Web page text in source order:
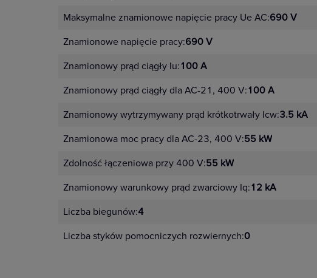
Maksymalne znamionowe napięcie pracy Ue AC:690 V
Znamionowe napięcie pracy:690 V
Znamionowy prąd ciągły Iu:100 A
Znamionowy prąd ciągły dla AC-21, 400 V:100 A
Znamionowy wytrzymywany prąd krótkotrwały Icw:3.5 kA
Znamionowa moc pracy dla AC-23, 400 V:55 kW
Zdolność łączeniowa przy 400 V:55 kW
Znamionowy warunkowy prąd zwarciowy Iq:12 kA
Liczba biegunów:4
Liczba styków pomocniczych rozwiernych:0